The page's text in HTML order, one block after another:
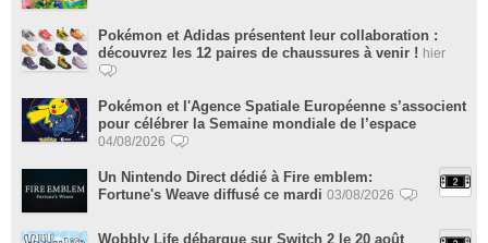
Pokémon et Adidas présentent leur collaboration :
découvrez les 12 paires de chaussures à venir ! hier
Pokémon et l'Agence Spatiale Européenne s’associent
pour célébrer la Semaine mondiale de l’espace
04/08/2026
Un Nintendo Direct dédié à Fire emblem:
Fortune's Weave diffusé ce mardi 03/08/2026
Wobbly Life débarque sur Switch 2 le 20 août